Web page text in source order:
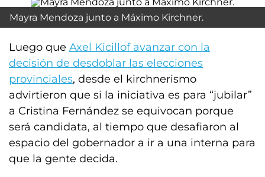
Mayra Mendoza junto a Máximo Kirchner.
Luego que Axel Kicillof avanzar con la
decisión de desdoblar las elecciones
provinciales, desde el kirchnerismo
advirtieron que si la iniciativa es para “jubilar”
a Cristina Fernández se equivocan porque
será candidata, al tiempo que desafiaron al
espacio del gobernador a ir a una interna para
que la gente decida.